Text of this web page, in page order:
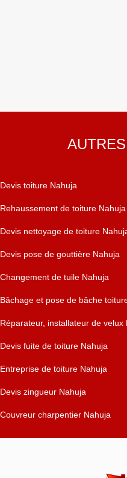
Devis toiture Nahuja
Rehaussement de toiture Nahuja
Devis nettoyage de toiture
Devis pose de gouttière Nahuja
Changement de tuile Nahuja
Bâchage et pose de bâche
Réparateur, installateur de velux
Devis fuite de toiture Nahuja
Entreprise de toiture Nahuja
Devis zingueur Nahuja
Couvreur charpentier Nahuja